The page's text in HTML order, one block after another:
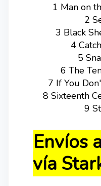
1 Man on
2
3 Black
4
5
6 The
7 If You
8 Sixteenth
9
Envíos
vía